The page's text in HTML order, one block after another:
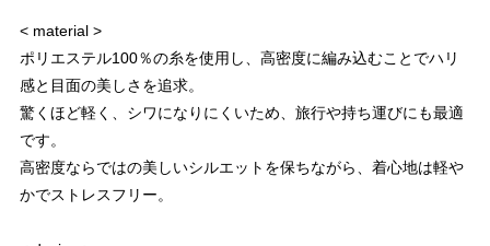
< material >
ポリエステル100％の糸を使用し、高密度に編み込むことでハリ
感と目面の美しさを追求。
驚くほど軽く、シワになりにくいため、旅行や持ち運びにも最適
です。
高密度ならではの美しいシルエットを保ちながら、着心地は軽や
かでストレスフリー。